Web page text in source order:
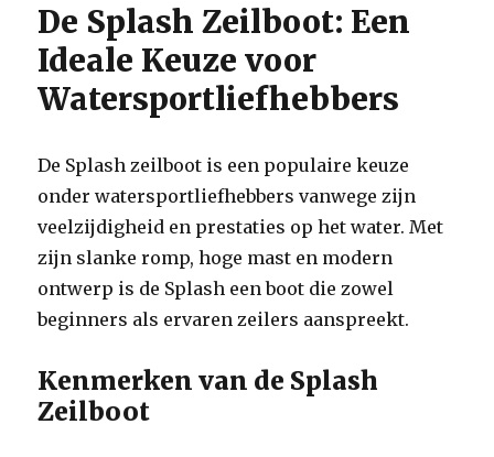
De Splash Zeilboot: Een
Ideale Keuze voor
Watersportliefhebbers
De Splash zeilboot is een populaire keuze
onder watersportliefhebbers vanwege zijn
veelzijdigheid en prestaties op het water. Met
zijn slanke romp, hoge mast en modern
ontwerp is de Splash een boot die zowel
beginners als ervaren zeilers aanspreekt.
Kenmerken van de Splash
Zeilboot